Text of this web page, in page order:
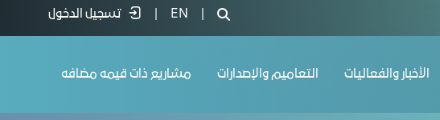
EN تسجيل الدخول
الأخبار والفعاليات التعاميم والإصدارات مشاريع ذات قيمه مضافه